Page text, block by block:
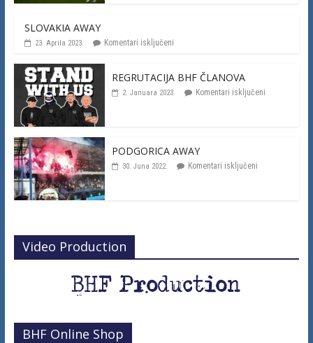
SLOVAKIA AWAY
23. Aprila 2023. Komentari isključeni
REGRUTACIJA BHF ČLANOVA
2. Januara 2023. Komentari isključeni
PODGORICA AWAY
30. Juna 2022. Komentari isključeni
Video Production
BHF Online Shop